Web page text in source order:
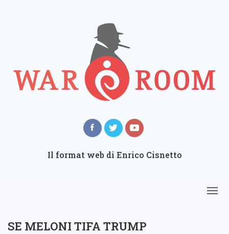
Il format web di Enrico Cisnetto
SE MELONI TIFA TRUMP